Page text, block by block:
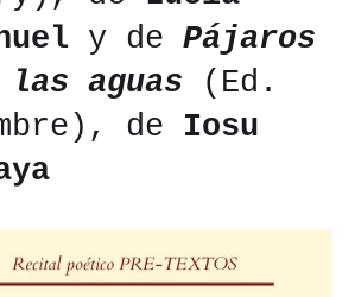
y de Pájaros
aguas
(Ed.
de Iosu